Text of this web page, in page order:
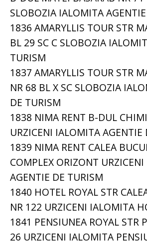
SLOBOZIA IALOMITA
1836 AMARYLLIS TOUR STR
BL 29 SC C SLOBOZIA
TURISM
1837 AMARYLLIS TOUR STR
NR 68 BL X SC SLOBOZIA
DE TURISM
1838 NIMA RENT B-DUL
URZICENI IALOMITA AGENTIE
1839 NIMA RENT CALEA
COMPLEX ORIZONT
AGENTIE DE TURISM
1840 HOTEL ROYAL STR
NR 122 URZICENI IALOMITA
1841 PENSIUNEA ROYAL STR
26 URZICENI IALOMITA